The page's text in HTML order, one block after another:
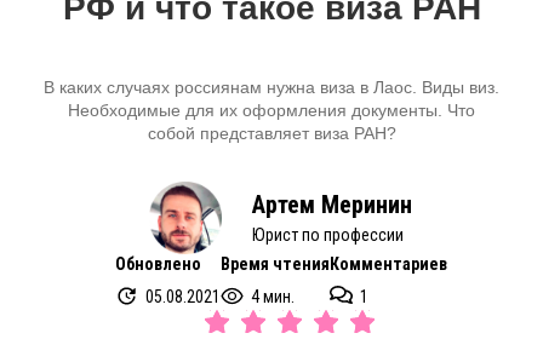
РФ и что такое виза РАН
В каких случаях россиянам нужна виза в Лаос. Виды виз.
Необходимые для их оформления документы. Что
собой представляет виза РАН?
Артем Меринин
Юрист по профессии
Обновлено
05.08.2021
Время чтения
4 мин.
Комментариев
1